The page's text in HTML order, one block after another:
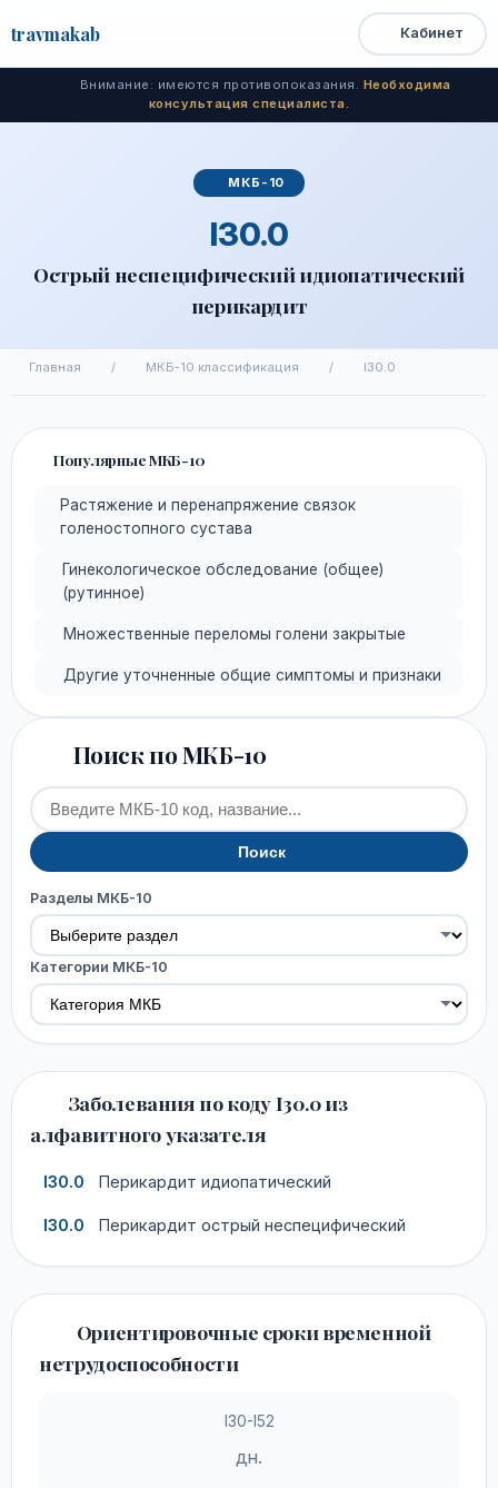
travmakab
Открыть
меню
Быстрый
доступ
Кабинет
Внимание: имеются противопоказания. Необходима
консультация специалиста.
МКБ-10
I30.0
Острый неспецифический идиопатический
перикардит
Главная / МКБ-10 классификация / I30.0
Популярные МКБ-10
Растяжение и перенапряжение связок
голеностопного сустава
Гинекологическое обследование (общее)
(рутинное)
Множественные переломы голени закрытые
Другие уточненные общие симптомы и признаки
Поиск по МКБ-10
Поиск
Разделы МКБ-10
Категории МКБ-10
Заболевания по коду I30.0 из
алфавитного указателя
I30.0 Перикардит идиопатический
I30.0 Перикардит острый неспецифический
Ориентировочные сроки временной
нетрудоспособности
I30-I52
дн.